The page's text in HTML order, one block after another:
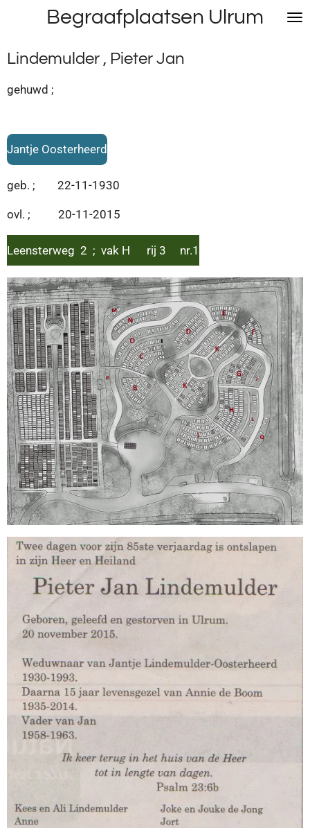
naar
de
hoofdinhoud
Begraafplaatsen Ulrum
Lindemulder , Pieter Jan
gehuwd ;
Jantje Oosterheerd
geb. ; 22-11-1930
ovl. ; 20-11-2015
Leensterweg 2 ; vak H rij 3 nr.1